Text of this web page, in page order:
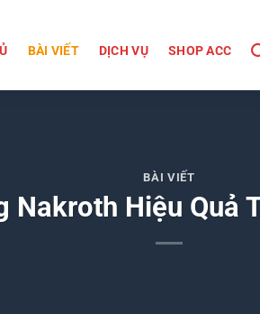
BÀI VIẾT DỊCH VỤ SHOP ACC
BÀI VIẾT
Nakroth Hiệu Quả